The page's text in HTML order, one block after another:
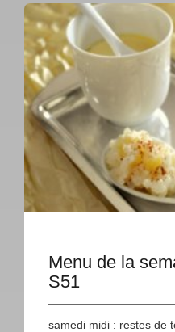
Menu de la
S51
samedi midi : restes de